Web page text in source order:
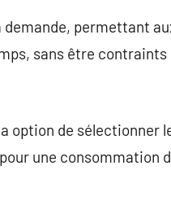
demande, permettant
sans être contraints
option de sélectionner
une consommation